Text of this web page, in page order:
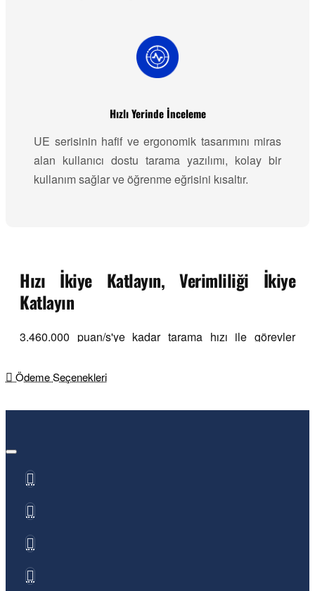
Hızlı Yerinde İnceleme
UE serisinin hafif ve ergonomik tasarımını miras
alan kullanıcı dostu tarama yazılımı, kolay bir
kullanım sağlar ve öğrenme eğrisini kısaltır.
Hızı İkiye Katlayın, Verimliliği İkiye
Katlayın
3.460.000 puan/s'ye kadar tarama hızı ile görevler
uygulamalarında verimliliği artırır.
Ödeme Seçenekleri